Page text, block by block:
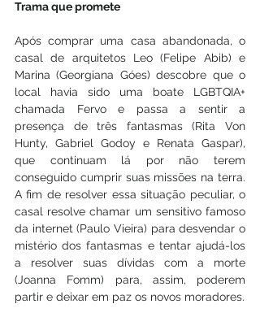
Trama que promete
Após comprar uma casa abandonada, o
casal de arquitetos Leo (Felipe Abib) e
Marina (Georgiana Góes) descobre que o
local havia sido uma boate LGBTQIA+
chamada Fervo e passa a sentir a
presença de três fantasmas (Rita Von
Hunty, Gabriel Godoy e Renata Gaspar),
que continuam lá por não terem
conseguido cumprir suas missões na terra.
A fim de resolver essa situação peculiar, o
casal resolve chamar um sensitivo famoso
da internet (Paulo Vieira) para desvendar o
mistério dos fantasmas e tentar ajudá-los
a resolver suas dívidas com a morte
(Joanna Fomm) para, assim, poderem
partir e deixar em paz os novos moradores.